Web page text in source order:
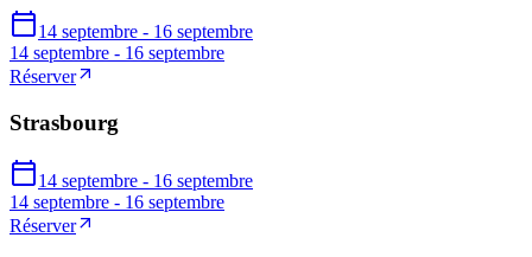
14 septembre - 16 septembre
14 septembre - 16 septembre
Réserver
Strasbourg
14 septembre - 16 septembre
14 septembre - 16 septembre
Réserver